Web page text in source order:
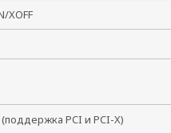
XOFF
PCI и PCI-X)